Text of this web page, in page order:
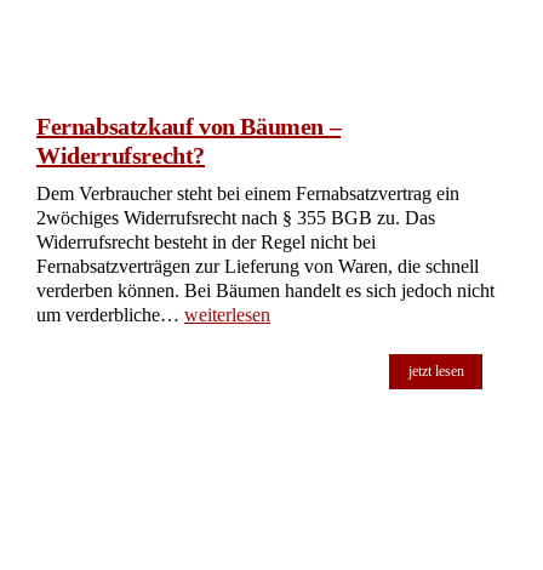
Fernabsatzkauf von Bäumen –
Widerrufsrecht?
Dem Verbraucher steht bei einem Fernabsatzvertrag ein
2wöchiges Widerrufsrecht nach § 355 BGB zu. Das
Widerrufsrecht besteht in der Regel nicht bei
Fernabsatzverträgen zur Lieferung von Waren, die schnell
verderben können. Bei Bäumen handelt es sich jedoch nicht
um verderbliche… weiterlesen
jetzt lesen